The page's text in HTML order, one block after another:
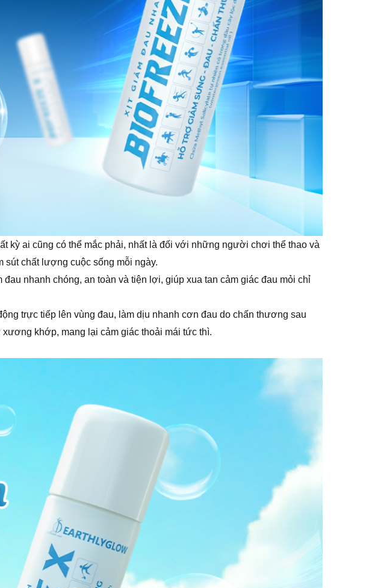
kỳ ai cũng có thể mắc phải, nhất là đối với những người chơi thể thao và
sút chất lượng cuộc sống mỗi ngày.
nhanh chóng, an toàn và tiện lợi, giúp xua tan cảm giác đau mỏi chỉ
trực tiếp lên vùng đau, làm dịu nhanh cơn đau do chấn thương sau
khớp, mang lại cảm giác thoải mái tức thì.